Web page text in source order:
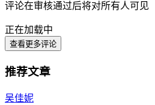
评论在审核通过后将对所有人可见
正在加载中
查看更多评论
推荐文章
吴佳妮